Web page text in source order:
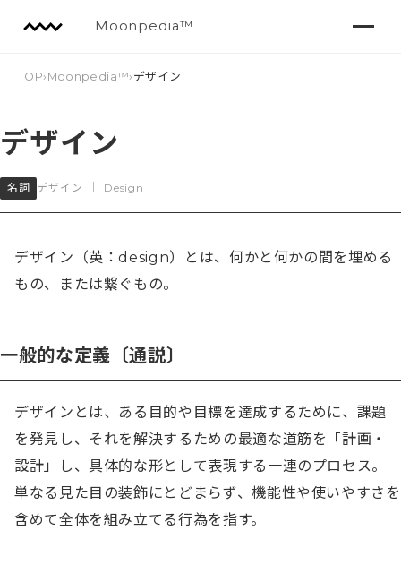
Moonpedia™
TOP› Moonpedia™› デザイン
デザイン
名詞 デザイン Design
デザイン（英：design）とは、何かと何かの間を埋める
もの、または繋ぐもの。
一般的な定義〔通説〕
デザインとは、ある目的や目標を達成するために、課題
を発見し、それを解決するための最適な道筋を「計画・
設計」し、具体的な形として表現する一連のプロセス。
単なる見た目の装飾にとどまらず、機能性や使いやすさを
含めて全体を組み立てる行為を指す。